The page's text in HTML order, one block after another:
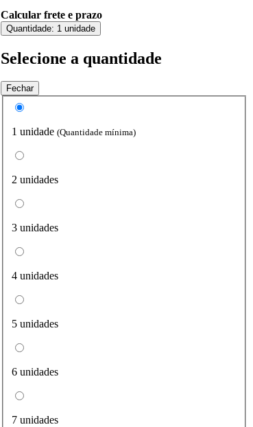
Calcular frete e prazo
Quantidade: 1 unidade
Selecione a quantidade
Fechar
1 unidade (Quantidade mínima)
2 unidades
3 unidades
4 unidades
5 unidades
6 unidades
7 unidades